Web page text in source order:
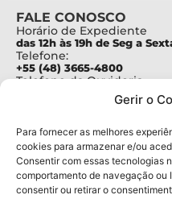
Gerir o
Para fornecer as melhores
cookies para armazenar e/ou
Consentir com essas tecnologias
comportamento de navegação ou
consentir ou retirar o
FALE CONOSCO
Horário de Expediente
das 12h às 19h de Seg a
Telefone:
+55 (48) 3665-4800
Telefone da Ouvidoria
Para assuntos
pesquisa@fapesc.sc.gov.br
Para assuntos
inovacao@fapesc.sc.gov.br
Para assuntos
bolsas@fapesc.sc.gov.br